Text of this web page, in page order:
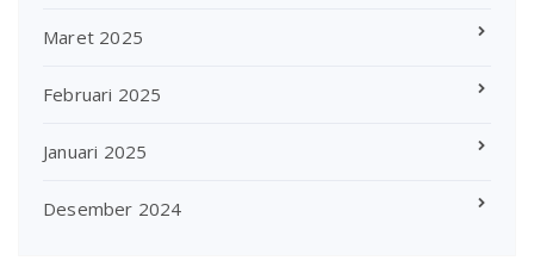
Maret 2025
Februari 2025
Januari 2025
Desember 2024